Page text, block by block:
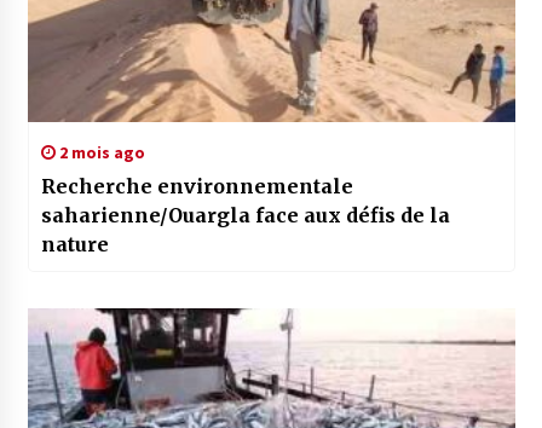
2 mois ago
Recherche environnementale
saharienne/Ouargla face aux défis de la
nature